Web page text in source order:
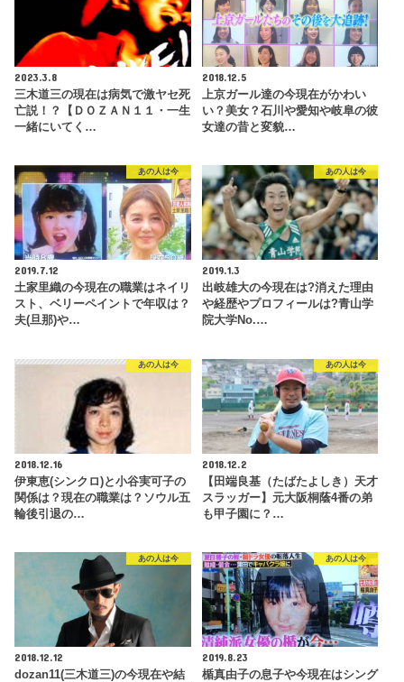
2023.3.8
三木道三の現在は病気で激ヤセ死
亡説！？【ＤＯＺＡＮ１１・一生
一緒にいてく…
2018.12.5
上京ガール達の今現在がかわい
い？美女？石川や愛知や岐阜の彼
女達の昔と変貌…
あの人は今
2019.7.12
土家里織の今現在の職業はネイリ
スト、ベリーペイントで年収は？
夫(旦那)や…
あの人は今
2019.1.3
出岐雄大の今現在は?消えた理由
や経歴やプロフィールは?青山学
院大学No.…
あの人は今
2018.12.16
伊東恵(シンクロ)と小谷実可子の
関係は？現在の職業は？ソウル五
輪後引退の…
あの人は今
2018.12.2
【田端良基（たばたよしき）天才
スラッガー】元大阪桐蔭4番の弟
も甲子園に？…
あの人は今
2018.12.12
dozan11(三木道三)の今現在や結
あの人は今
2019.8.23
楯真由子の息子や今現在はシング